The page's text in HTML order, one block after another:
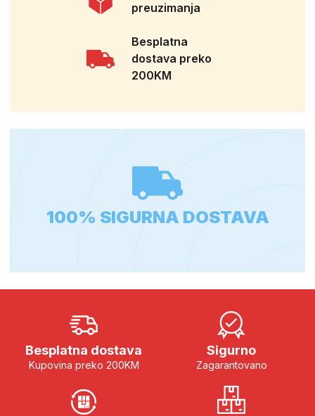
preuzimanja
Besplatna
dostava preko
200KM
100% SIGURNA DOSTAVA
Besplatna dostava
Kupovina preko 200KM
Sigurno
Zagarantovano